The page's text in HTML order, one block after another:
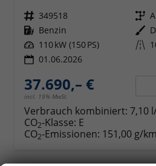
Fahrzeugnr. 349518 Getriebe
Kraftstoff Benzin Außenfarbe
Leistung 110 kW (150 PS) Kilometerstand
01.06.2026
37.690,– €
incl. 19% MwSt.
Verbrauch kombiniert: 7,10
CO2-Klasse: E
CO2-Emissionen: 151,00 g/km